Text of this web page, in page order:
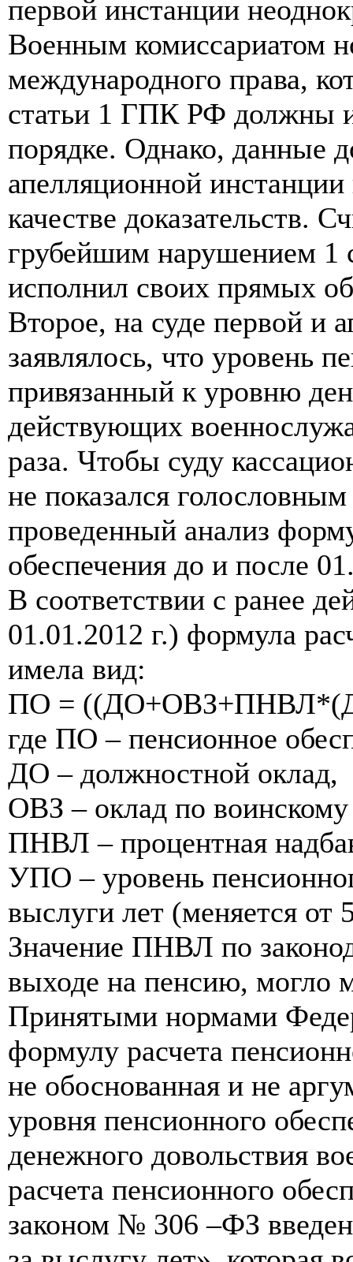
первой инстанции
Военным комиссариатом
международного права,
статьи 1 ГПК РФ должны
порядке. Однако, данные
апелляционной
качестве доказательств.
грубейшим нарушением 1
исполнил своих прямых
Второе, на суде первой и
заявлялось, что уровень
привязанный к уровню
действующих
раза. Чтобы суду
не показался
проведенный анализ
обеспечения до и после
В соответствии с ранее
01.01.2012 г.) формула
имела вид:
ПО =
где ПО – пенсионное
ДО – должностной оклад,
ОВЗ – оклад по
ПНВЛ – процентная
УПО – уровень
выслуги лет (меняется от
Значение ПНВЛ по
выходе на пенсию, могло
Принятыми нормами
формулу расчета
не обоснованная и не
уровня пенсионного
денежного довольствия
расчета пенсионного
законом № 306 –ФЗ